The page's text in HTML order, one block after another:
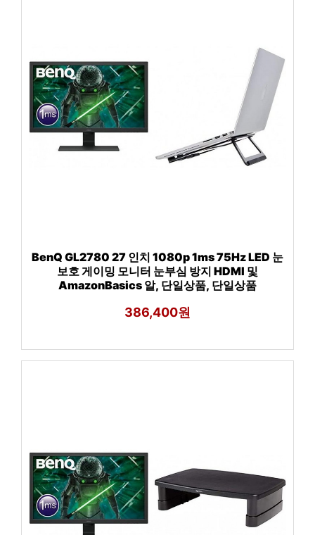
BenQ GL2780 27 인치 1080p 1ms 75Hz LED 눈
보호 게이밍 모니터 눈부심 방지 HDMI 및
AmazonBasics 알, 단일상품, 단일상품
386,400원